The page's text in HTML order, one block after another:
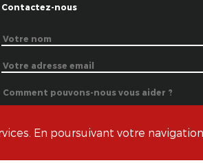
Contactez-nous
En poursuivant votre